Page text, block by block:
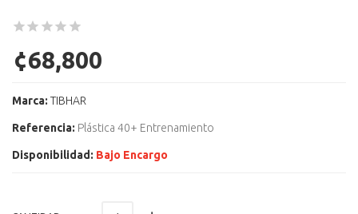
¢68,800
Marca: TIBHAR
Referencia: Plástica 40+ Entrenamiento
Disponibilidad: Bajo Encargo